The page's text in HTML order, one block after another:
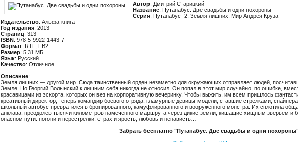
Автор: Дмитрий Старицкий
Название: Путанабус. Две свадьбы и одни похороны
Серия: Путанабус -2, Земля лишних. Мир Андрея Круза
Издательство: Альфа-книга
Год издания: 2013
Страниц: 313
ISBN: 978-5-9922-1443-7
Формат: RTF, FB2
Размер: 5,31 МБ
Язык: Русский
Качество: Отличное
Описание:
Земля лишних — другой мир. Сюда таинственный орден незаметно для окружающих отправляет людей,
Земле. Но Георгий Волынский к лишним себя никогда не относил. Он попал в этот мир случайно, по ошибке,
красавицами из эскорта, которых он вез на корпоративную вечеринку. Чтобы выжить, им всем пришлось
креативный директор, теперь командир боевого отряда, гламурные девицы-модели, ставшие стрелками,
школьный автобус превратился в бронированного, камуфлированного и вооруженного монстра. Их сплотила
анклава, преодолев тысячи километров намеченного маршрута через дикие земли, кишащие хищным зверьем и
опасном пути: погони и перестрелки, страх и ярость, любовь и ненависть…
Забрать бесплатно "Путанабус. Две свадьбы и одни